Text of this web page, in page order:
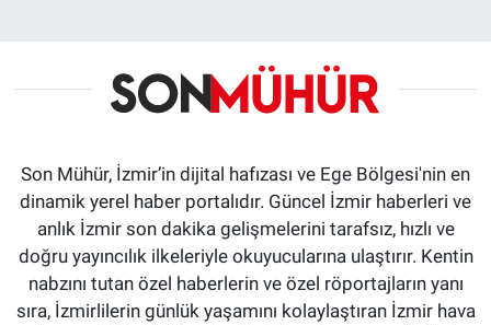
Son Mühür, İzmir’in dijital hafızası ve Ege Bölgesi'nin en
dinamik yerel haber portalıdır. Güncel İzmir haberleri ve
anlık İzmir son dakika gelişmelerini tarafsız, hızlı ve
doğru yayıncılık ilkeleriyle okuyucularına ulaştırır. Kentin
nabzını tutan özel haberlerin ve özel röportajların yanı
sıra, İzmirlilerin günlük yaşamını kolaylaştıran İzmir hava